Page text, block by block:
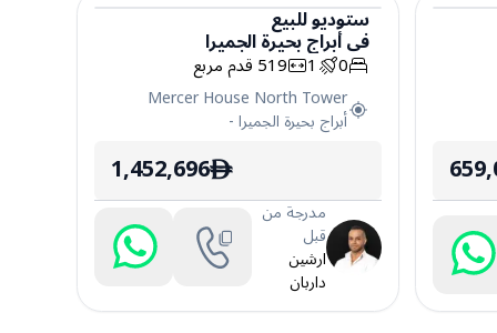
ستوديو
ستوديوللبيع
فيأبراج بحيرة الجميرا
0
1
519قدم مربع
Mercer House North Tower
أبراج بحيرة الجميرا-
ê
1,452,696
مدرجة من
قبل
ارشين
داربان